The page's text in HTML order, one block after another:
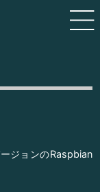
ジョンのRaspbian